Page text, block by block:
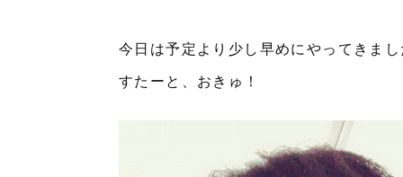
今日は予定より少し早めにやってきま
すたーと、おきゅ！